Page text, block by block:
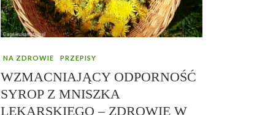
NA ZDROWIE PRZEPISY
WZMACNIAJĄCY ODPORNOŚĆ
SYROP Z MNISZKA
LEKARSKIEGO – ZDROWIE W